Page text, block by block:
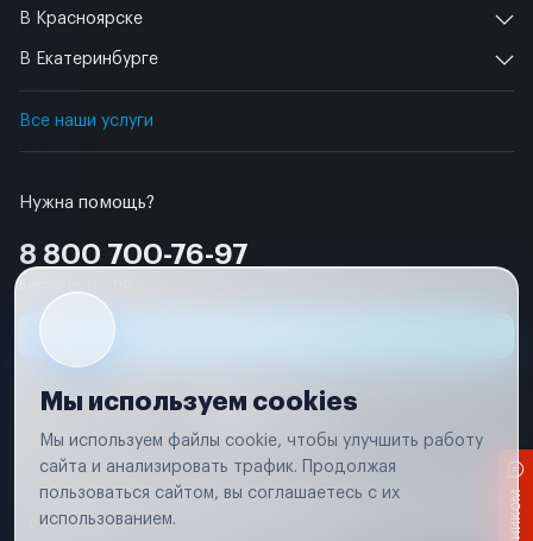
Нужна помощь?
8 800 700-76-97
В Красноярске
В Екатеринбурге
Все наши услуги
Условия использования
Вся информация, представленная на сайте, носит исключительно
соответствии с положениями статьи 437 (п. 2) Гражданского кодекса
Мы используем cookies
Мы используем файлы cookie, чтобы улучшить работу
сайта и анализировать трафик. Продолжая
пользоваться сайтом, вы соглашаетесь с их
использованием.